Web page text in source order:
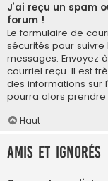
J’ai reçu un spam
forum !
Le formulaire de
sécurités pour
messages. Envoyez
courriel reçu. Il est
des informations sur
pourra alors
Haut
Amis et ignorés